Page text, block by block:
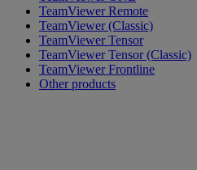
TeamViewer Remote
TeamViewer (Classic)
TeamViewer Tensor
TeamViewer Tensor (Classic)
TeamViewer Frontline
Other products